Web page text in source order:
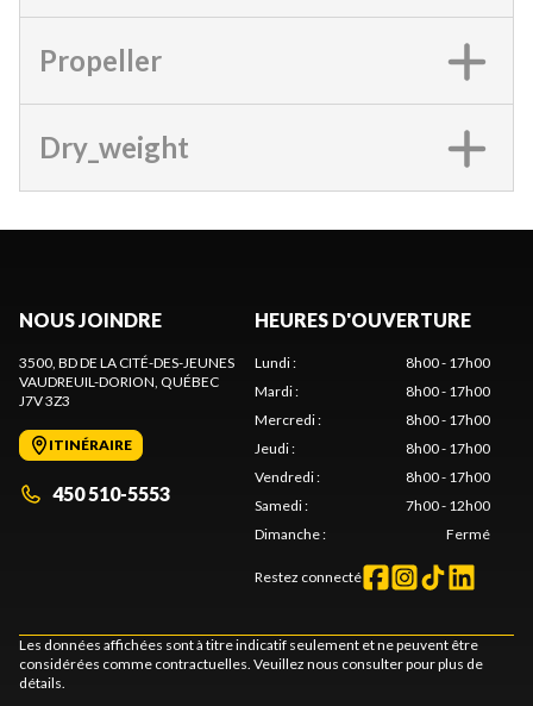
Propeller
Dry_weight
NOUS JOINDRE
3500, BD DE LA CITÉ-DES-JEUNES
VAUDREUIL-DORION, QUÉBEC
J7V 3Z3
ITINÉRAIRE
450 510-5553
HEURES D'OUVERTURE
Lundi:
8h00 - 17h00
Mardi:
8h00 - 17h00
Mercredi:
8h00 - 17h00
Jeudi:
8h00 - 17h00
Vendredi:
8h00 - 17h00
Samedi:
7h00 - 12h00
Dimanche: Fermé
Restez connecté
Les données affichées sont à titre indicatif seulement et ne peuvent être
considérées comme contractuelles. Veuillez nous consulter pour plus de
détails.